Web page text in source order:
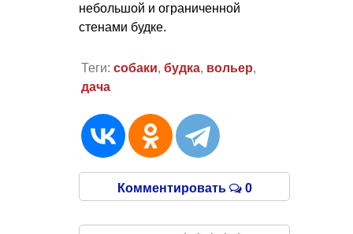
небольшой и ограниченной
стенами будке.
Теги: собаки, будка, вольер,
дача
Комментировать 0